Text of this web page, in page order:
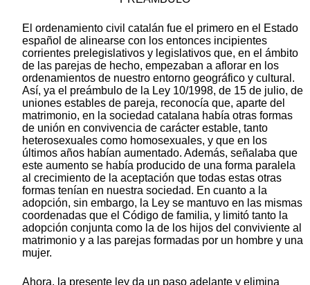
El ordenamiento civil catalán fue el primero en el Estado
español de alinearse con los entonces incipientes
corrientes prelegislativos y legislativos que, en el ámbito
de las parejas de hecho, empezaban a aflorar en los
ordenamientos de nuestro entorno geográfico y cultural.
Así, ya el preámbulo de la Ley 10/1998, de 15 de julio, de
uniones estables de pareja, reconocía que, aparte del
matrimonio, en la sociedad catalana había otras formas
de unión en convivencia de carácter estable, tanto
heterosexuales como homosexuales, y que en los
últimos años habían aumentado. Además, señalaba que
este aumento se había producido de una forma paralela
al crecimiento de la aceptación que todas estas otras
formas tenían en nuestra sociedad. En cuanto a la
adopción, sin embargo, la Ley se mantuvo en las mismas
coordenadas que el Código de familia, y limitó tanto la
adopción conjunta como la de los hijos del conviviente al
matrimonio y a las parejas formadas por un hombre y una
mujer.
Ahora, la presente ley da un paso adelante y elimina